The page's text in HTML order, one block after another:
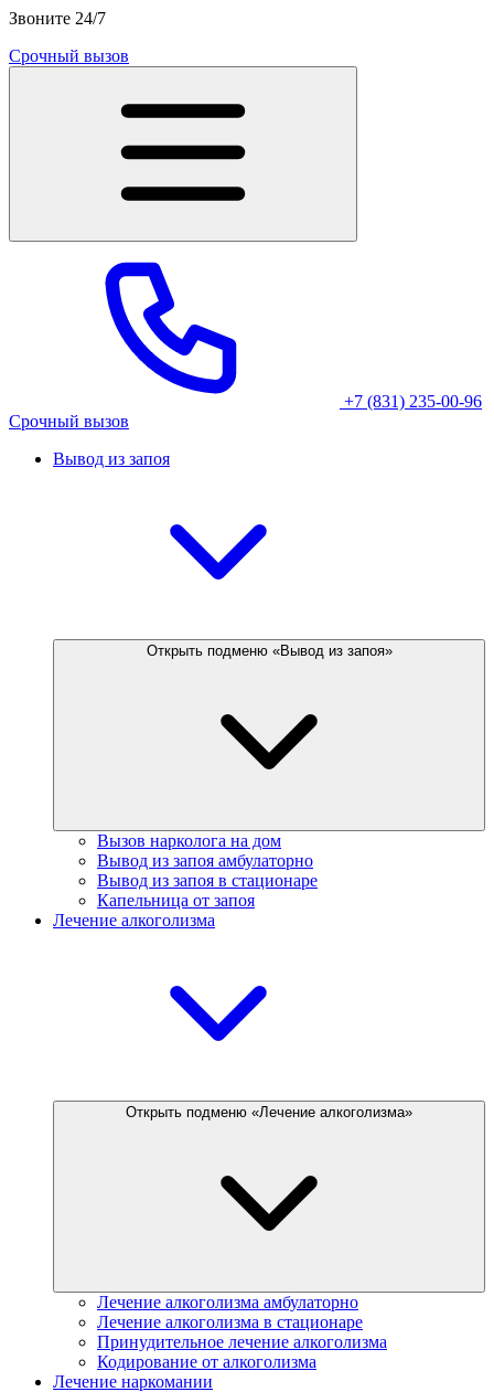
Звоните 24/7
Срочный вызов
+7 (831) 235-00-96
Срочный вызов
Вывод из запоя
Открыть подменю «Вывод из запоя»
Вызов нарколога на дом
Вывод из запоя амбулаторно
Вывод из запоя в стационаре
Капельница от запоя
Лечение алкоголизма
Открыть подменю «Лечение алкоголизма»
Лечение алкоголизма амбулаторно
Лечение алкоголизма в стационаре
Принудительное лечение алкоголизма
Кодирование от алкоголизма
Лечение наркомании